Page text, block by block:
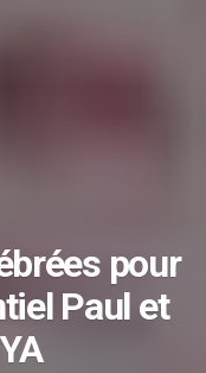
pour
Paul et